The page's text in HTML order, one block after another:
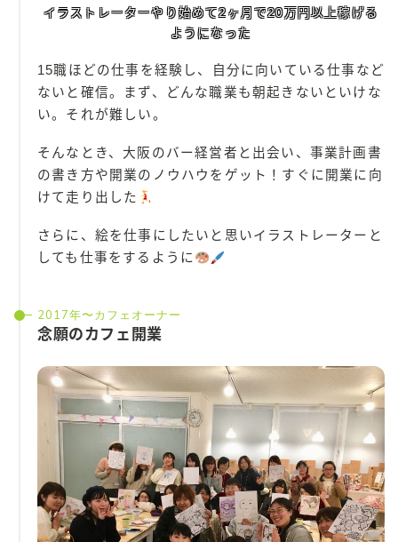
イラストレーターやり始めて2ヶ月で20万円以上稼げる
ようになった
15職ほどの仕事を経験し、自分に向いている仕事など
ないと確信。まず、どんな職業も朝起きないといけな
い。それが難しい。
そんなとき、大阪のバー経営者と出会い、事業計画書
の書き方や開業のノウハウをゲット！すぐに開業に向
けて走り出した
さらに、絵を仕事にしたいと思いイラストレーターと
しても仕事をするように
2017年〜カフェオーナー
念願のカフェ開業